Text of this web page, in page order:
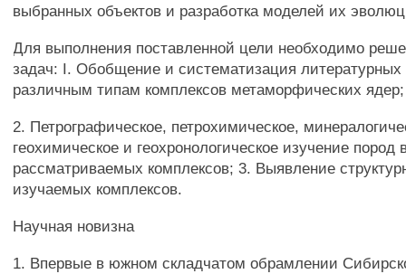
выбранных объектов и разработка моделей их
Для выполнения поставленной цели необходимо
задач: I. Обобщение и систематизация
различным типам комплексов метаморфических ядер;
2. Петрографическое, петрохимическое,
геохимическое и геохронологическое изучение пород
рассматриваемых комплексов; 3. Выявление
изучаемых комплексов.
Научная новизна
1. Впервые в южном складчатом обрамлении